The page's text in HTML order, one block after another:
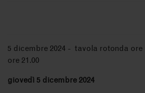
5 dicembre 2024 - tavola rotonda ore
ore 21.00
giovedì 5 dicembre 2024